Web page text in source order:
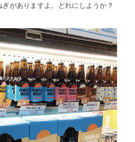
がありますよ。どれにしようか？